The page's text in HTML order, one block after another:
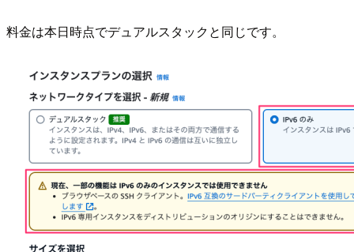
料金は本日時点でデュアルスタックと同じです。